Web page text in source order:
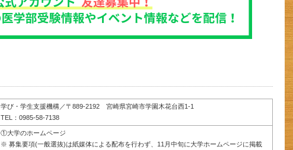
学び・学生支援機構／〒889-2192 宮崎県宮崎市学園木花台西1-1
TEL：0985-58-7138
①大学のホームページ
※ 募集要項(一般選抜)は紙媒体による配布を行わず、11月中旬に大学ホームページに掲載